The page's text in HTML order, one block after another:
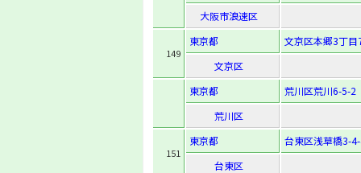
大阪市浪速区
149
東京都
文京区本郷3丁
文京区
東京都
荒川区荒川6-5-2
荒川区
151
東京都
台東区浅草橋3-
台東区